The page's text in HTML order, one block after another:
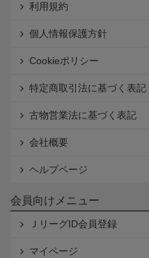
利用規約
個人情報保護方針
Cookieポリシー
特定商取引法に基づく表記
古物営業法に基づく表記
会社概要
ヘルプページ
会員向けメニュー
ＪリーグID会員登録
マイページ